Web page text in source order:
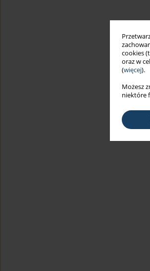
cookies
oraz w
(więcej).
Możesz
niektóre